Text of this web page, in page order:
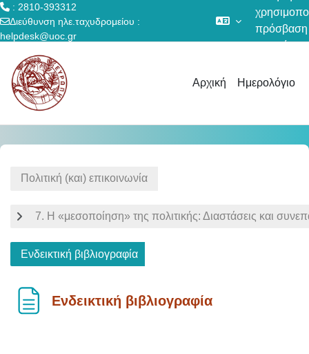
: 2810-393312
Διεύθυνση ηλε.ταχυδρομείου :
helpdesk@uoc.gr
πρόσβαση
επισκέπτη
Αρχική Ημερολόγιο
Πολιτική (και) επικοινωνία
7. Η «μεσοποίηση» της πολιτικής: Διαστάσεις και
Ενδεικτική βιβλιογραφία
Ενδεικτική βιβλιογραφία